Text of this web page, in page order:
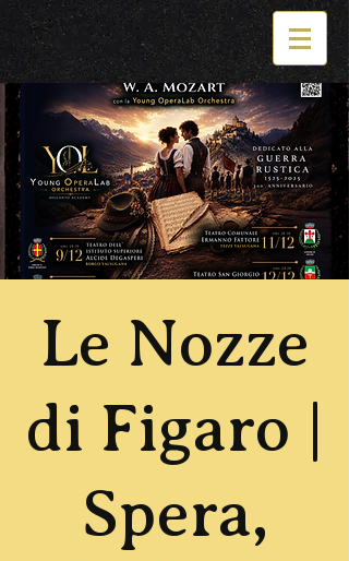
Le Nozze
di Figaro |
Spera,